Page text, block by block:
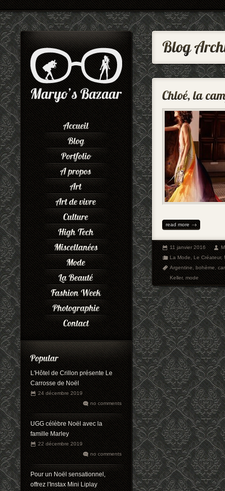
L'Hôtel de Crillon présente Le
Carrosse de Noël
24 décembre 2019
no comments
UGG célèbre Noël avec la
famille Marley
22 décembre 2019
no comments
Pour un Noël sensationnel,
offrez l'Instax Mini Liplay
read more
11 janvier 2016
La Mode,Le Créateur,
Argentine,bohème,
Keller,mode